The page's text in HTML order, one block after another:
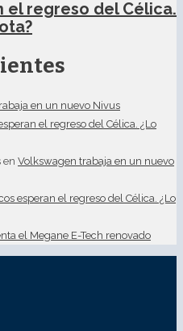
el regreso del Célica.
en un nuevo Nivus
el regreso del Célica. ¿Lo
en Volkswagen trabaja en un nuevo
esperan el regreso del Célica. ¿Lo
el Megane E-Tech renovado